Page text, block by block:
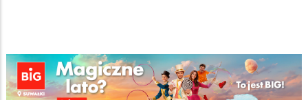
Ścieżka
Strona główna/Wiadomości/Kultura/
Spotkanie z Grzegorzem Pulem w Bibliotece